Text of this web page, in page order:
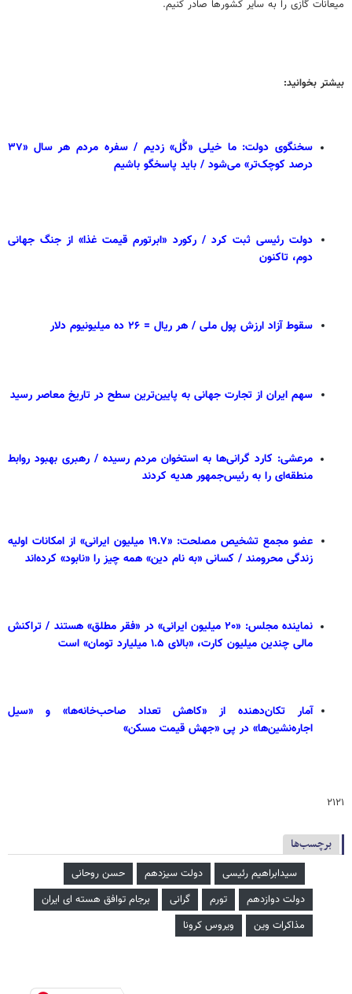
میعانات گازی را به سایر کشورها صادر کنیم.
بیشتر بخوانید:
سخنگوی دولت: ما خیلی «گُل» زدیم / سفره مردم هر سال «۳۷
درصد کوچک‌تر» می‌شود / باید پاسخگو باشیم
دولت رئیسی ثبت کرد / رکورد «ابرتورم قیمت غذا» از جنگ جهانی
دوم، تاکنون
سقوط آزاد ارزش پول ملی / هر ریال = ۲۶ ده میلیونیوم دلار
سهم ایران از تجارت جهانی به پایین‌ترین سطح در تاریخ معاصر رسید
مرعشی: کارد گرانی‌ها به استخوان مردم رسیده / رهبری بهبود روابط
منطقه‌ای را به رئیس‌جمهور هدیه کردند
عضو مجمع تشخیص مصلحت: «۱۹.۷ میلیون ایرانی» از امکانات اولیه
زندگی محرومند / کسانی «به نام دین» همه چیز را «نابود» کرده‌اند
نماینده مجلس: «۲۰ میلیون ایرانی» در «فقر مطلق» هستند / تراکنش
مالی چندین میلیون کارت، «بالای ۱.۵ میلیارد تومان» است
آمار تکان‌دهنده از «کاهش تعداد صاحب‌خانه‌ها» و «سیل
اجاره‌نشین‌ها» در پی «جهش قیمت مسکن»
۲۱۲۱
برچسب‌ها
سیدابراهیم رئیسی دولت سیزدهم
حسن روحانی
دولت دوازدهم
تورم گرانی
برجام توافق هسته ای ایران
مذاکرات وین
ویروس کرونا